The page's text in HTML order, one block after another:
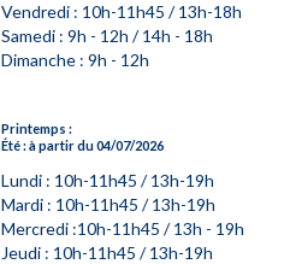
Vendredi : 10h-11h45 / 13h-18h
Samedi : 9h - 12h / 14h - 18h
Dimanche : 9h - 12h
Printemps :
Été : à partir du 04/07/2026
Lundi : 10h-11h45 / 13h-19h
Mardi : 10h-11h45 / 13h-19h
Mercredi :10h-11h45 / 13h - 19h
Jeudi : 10h-11h45 / 13h-19h